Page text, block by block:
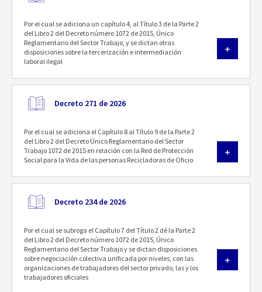
Por el cual se adiciona un capítulo 4, al Título 3 de la Parte 2
del Libro 2 del Decreto número 1072 de 2015, Único
Reglamentario del Sector Trabajo, y se dictan otras
disposiciones sobre la tercerización e intermediación
laboral ilegal
Decreto 271 de 2026
Por el cual se adiciona el Capítulo 8 al Título 9 de la Parte 2
del Libro 2 del Decreto Único Reglamentario del Sector
Trabajo 1072 de 2015 en relación con la Red de Protección
Social para la Vida de las personas Recicladoras de Oficio
Decreto 234 de 2026
Por el cual se subroga el Capítulo 7 del Título 2 dé la Parte 2
del Libro 2 del Decreto número 1072 de 2015, Único
Reglamentario del Sector Trabajo y se dictan disposiciones
sobre negociación colectiva unificada por niveles, con las
organizaciones de trabajadores del sector privado, las y los
trabajadores oficiales